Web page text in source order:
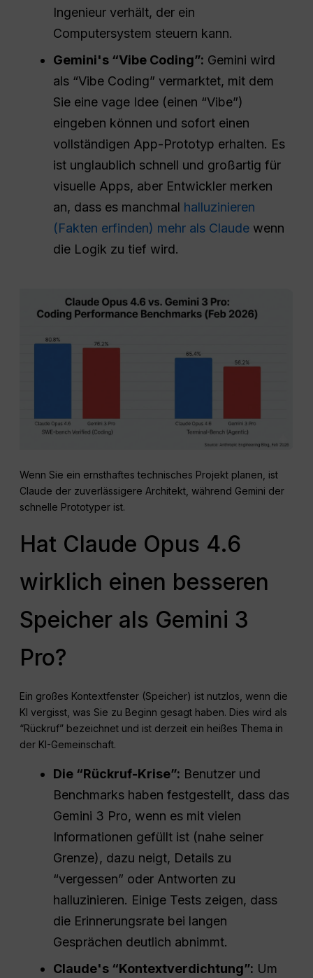
Ingenieur verhält, der ein
Computersystem steuern kann.
Gemini's “Vibe Coding”: Gemini wird
als “Vibe Coding” vermarktet, mit dem
Sie eine vage Idee (einen “Vibe”)
eingeben können und sofort einen
vollständigen App-Prototyp erhalten. Es
ist unglaublich schnell und großartig für
visuelle Apps, aber Entwickler merken
an, dass es manchmal halluzinieren
(Fakten erfinden) mehr als Claude wenn
die Logik zu tief wird.
Wenn Sie ein ernsthaftes technisches Projekt planen, ist
Claude der zuverlässigere Architekt, während Gemini der
schnelle Prototyper ist.
Hat Claude Opus 4.6
wirklich einen besseren
Speicher als Gemini 3
Pro?
Ein großes Kontextfenster (Speicher) ist nutzlos, wenn die
KI vergisst, was Sie zu Beginn gesagt haben. Dies wird als
“Rückruf” bezeichnet und ist derzeit ein heißes Thema in
der KI-Gemeinschaft.
Die “Rückruf-Krise”: Benutzer und
Benchmarks haben festgestellt, dass das
Gemini 3 Pro, wenn es mit vielen
Informationen gefüllt ist (nahe seiner
Grenze), dazu neigt, Details zu
“vergessen” oder Antworten zu
halluzinieren. Einige Tests zeigen, dass
die Erinnerungsrate bei langen
Gesprächen deutlich abnimmt.
Claude's “Kontextverdichtung”: Um